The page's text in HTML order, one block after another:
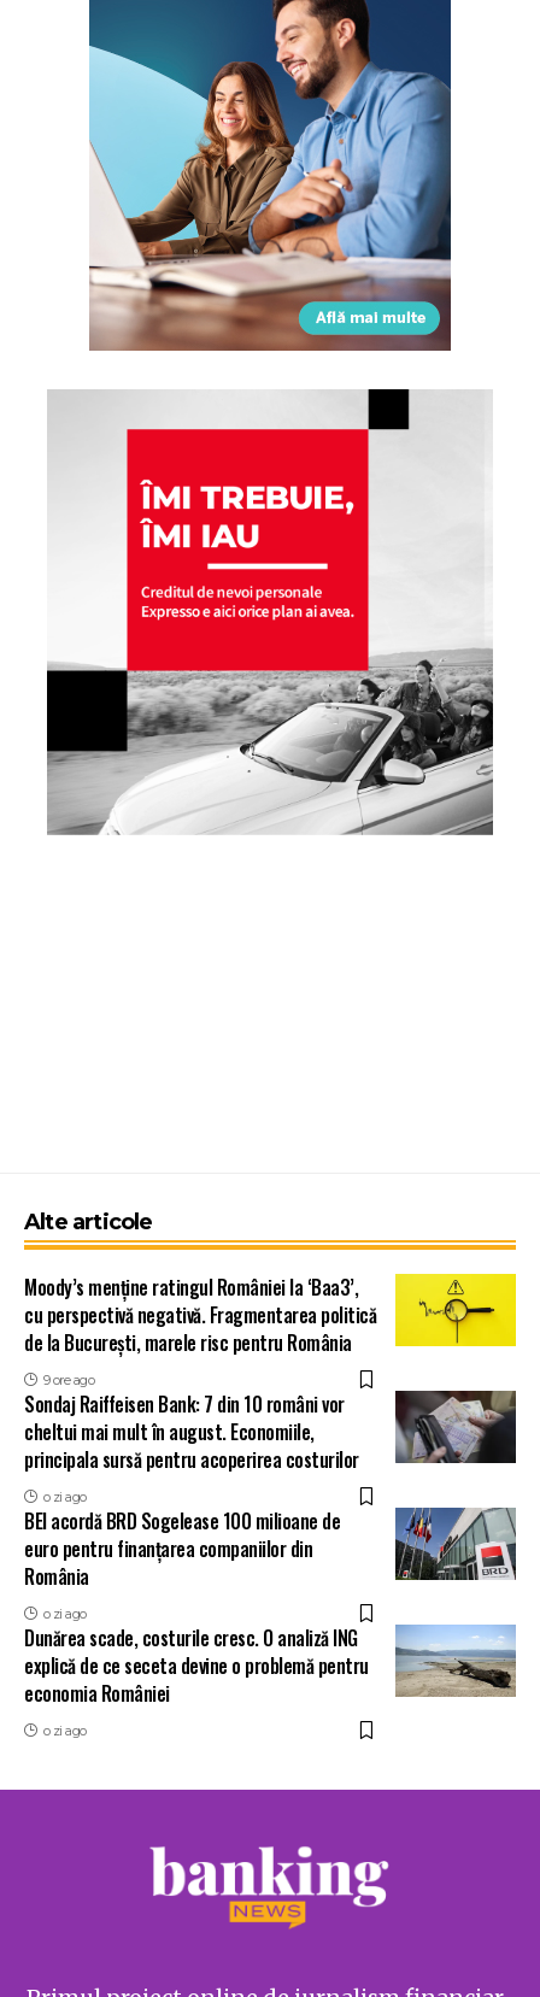
Alte articole
Moody’s menține ratingul României la ‘Baa3’,
cu perspectivă negativă. Fragmentarea politică
de la București, marele risc pentru România
9 ore ago
Sondaj Raiffeisen Bank: 7 din 10 români vor
cheltui mai mult în august. Economiile,
principala sursă pentru acoperirea costurilor
o zi ago
BEI acordă BRD Sogelease 100 milioane de
euro pentru finanțarea companiilor din
România
o zi ago
Dunărea scade, costurile cresc. O analiză ING
explică de ce seceta devine o problemă pentru
economia României
o zi ago